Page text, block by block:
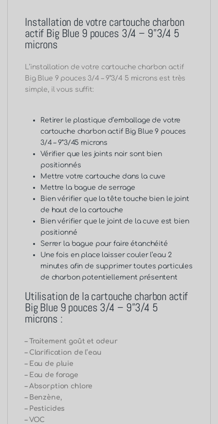
Installation de votre cartouche charbon
actif Big Blue 9 pouces 3/4 – 9”3/4 5
microns
L’installation de votre cartouche charbon actif
Big Blue 9 pouces 3/4 – 9”3/4 5 microns est très
simple, il vous suffit:
Retirer le plastique d’emballage de votre
cartouche charbon actif Big Blue 9 pouces
3/4 – 9”3/45 microns
Vérifier que les joints noir sont bien
positionnés
Mettre votre cartouche dans la cuve
Mettre la bague de serrage
Bien vérifier que la tête touche bien le joint
de haut de la cartouche
Bien vérifier que le joint de la cuve est bien
positionné
Serrer la bague pour faire étanchéité
Une fois en place laisser couler l’eau 2
minutes afin de supprimer toutes particules
de charbon potentiellement présentent
Utilisation de la cartouche charbon actif
Big Blue 9 pouces 3/4 – 9”3/4 5
microns :
– Traitement goût et odeur
– Clarification de l’eau
– Eau de pluie
– Eau de forage
– Absorption chlore
– Benzène,
– Pesticides
– VOC